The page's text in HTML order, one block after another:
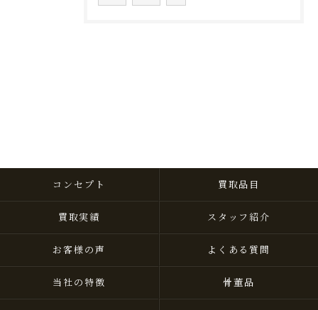
コンセプト 買取品目
買取実績 スタッフ紹介
お客様の声 よくある質問
当社の特徴 骨董品